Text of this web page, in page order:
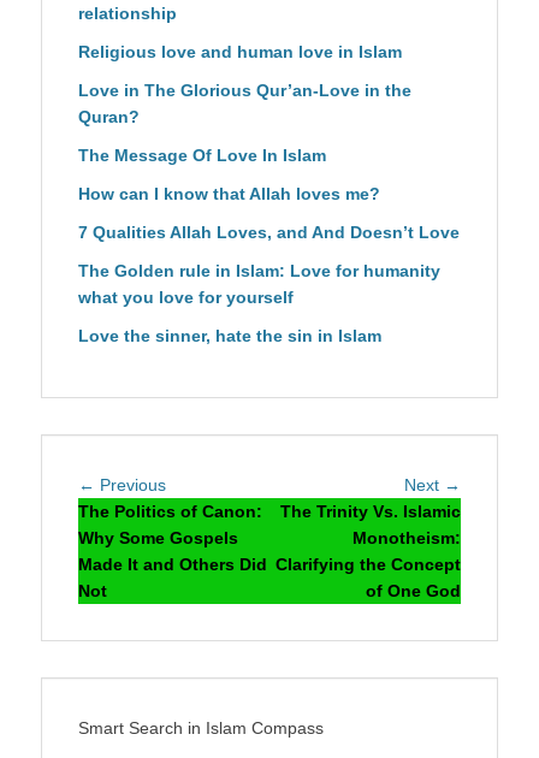
relationship
Religious love and human love in Islam
Love in The Glorious Qur’an-Love in the
Quran?
The Message Of Love In Islam
How can I know that Allah loves me?
7 Qualities Allah Loves, and And Doesn’t Love
The Golden rule in Islam: Love for humanity
what you love for yourself
Love the sinner, hate the sin in Islam
Post
navigation
← PreviousPrevious
post:
The Politics of Canon:
Why Some Gospels
Made It and Others Did
Not
Next →
post:
The Trinity Vs. Islamic
Monotheism:
Clarifying the Concept
of One God
Smart Search in Islam Compass